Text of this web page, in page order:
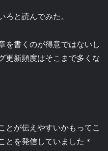
と読んでみた。
を書くのが得意ではないし
更新頻度はそこまで多くな
とが伝えやすいかもってこ
とを発信していました＊